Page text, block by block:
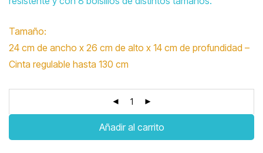
Tamaño:
24 cm de ancho x 26 cm de alto x 14 cm de profundidad –
Cinta regulable hasta 130 cm
Añadir al carrito